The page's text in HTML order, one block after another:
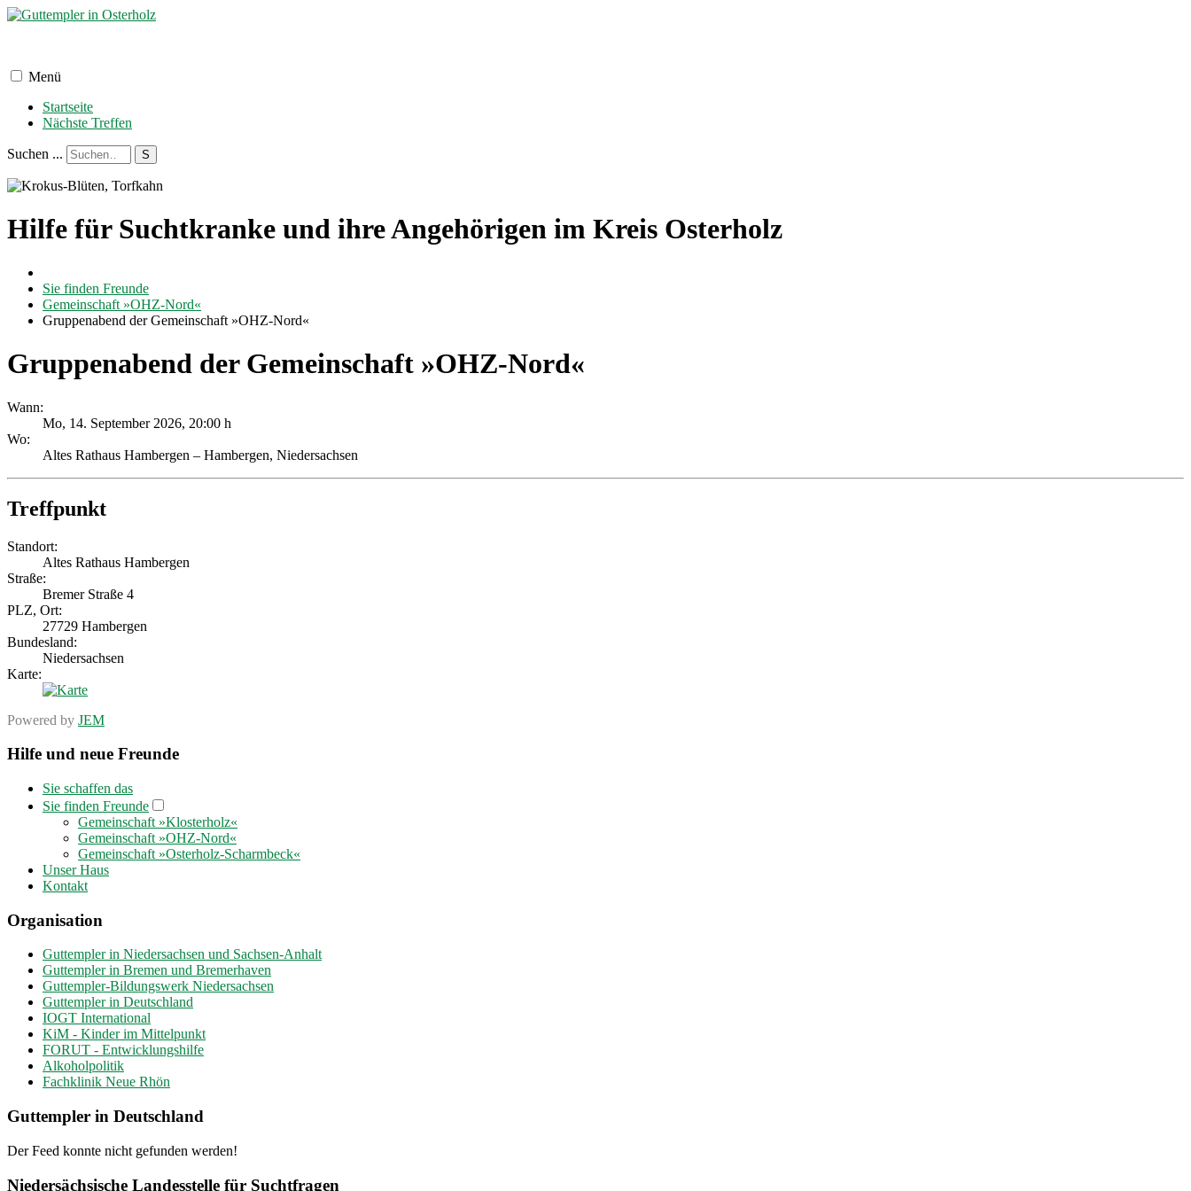
Menü
Startseite
Nächste Treffen
Suchen ... S
Hilfe für Suchtkranke und ihre Angehörigen im Kreis Osterholz
Sie finden Freunde
Gemeinschaft »OHZ-Nord«
Gruppenabend der Gemeinschaft »OHZ-Nord«
Gruppenabend der Gemeinschaft »OHZ-Nord«
Wann:
Mo, 14. September 2026, 20:00 h
Wo:
Altes Rathaus Hambergen – Hambergen, Niedersachsen
Treffpunkt
Standort:
Altes Rathaus Hambergen
Straße:
Bremer Straße 4
PLZ, Ort:
27729 Hambergen
Bundesland:
Niedersachsen
Karte:
Powered by JEM
Hilfe und neue Freunde
Sie schaffen das
Sie finden Freunde
Gemeinschaft »Klosterholz«
Gemeinschaft »OHZ-Nord«
Gemeinschaft »Osterholz-Scharmbeck«
Unser Haus
Kontakt
Organisation
Guttempler in Niedersachsen und Sachsen-Anhalt
Guttempler in Bremen und Bremerhaven
Guttempler-Bildungswerk Niedersachsen
Guttempler in Deutschland
IOGT International
KiM - Kinder im Mittelpunkt
FORUT - Entwicklungshilfe
Alkoholpolitik
Fachklinik Neue Rhön
Guttempler in Deutschland
Der Feed konnte nicht gefunden werden!
Niedersächsische Landesstelle für Suchtfragen